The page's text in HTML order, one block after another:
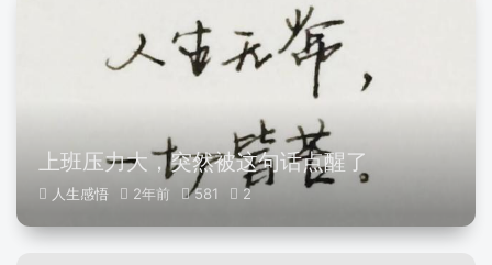
上班压力大，突然被这句话点醒了
人生感悟 2年前 581 2